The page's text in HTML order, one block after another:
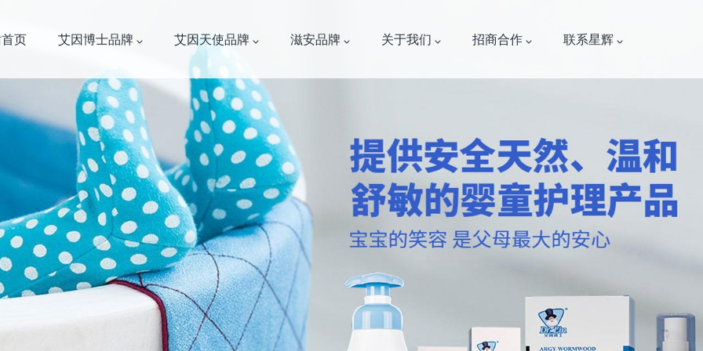
页 艾因博士品牌 艾因天使品牌 滋安品牌 关于我们 招商合作 联系星辉